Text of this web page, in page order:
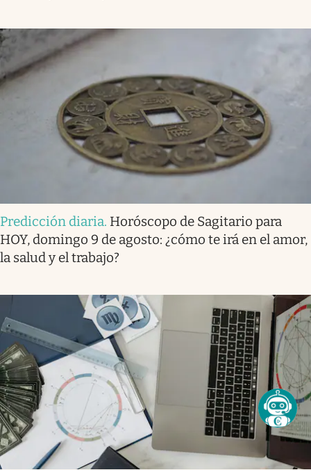
Predicción diaria. Horóscopo de Sagitario para
HOY, domingo 9 de agosto: ¿cómo te irá en el amor,
la salud y el trabajo?